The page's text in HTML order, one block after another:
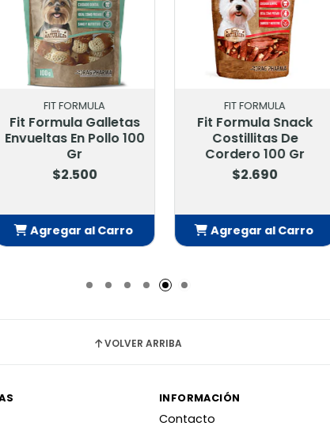
100
Fit Formula Snack
Costillitas De
Agregar al Carro
Fit Formula
Camote
Agregar
VOLVER ARRIBA
INFORMACIÓN
Contacto